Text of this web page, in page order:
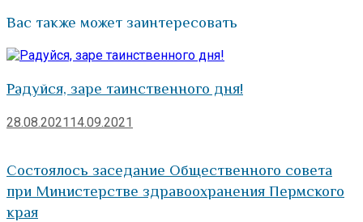
Вас также может заинтересовать
Радуйся, заре таинственного дня!
28.08.2021 14.09.2021
Состоялось заседание Общественного совета
при Министерстве здравоохранения Пермского
края